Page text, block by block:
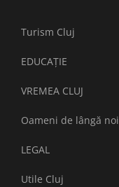
Turism Cluj
EDUCAȚIE
VREMEA CLUJ
Oameni de lângă noi
LEGAL
Utile Cluj